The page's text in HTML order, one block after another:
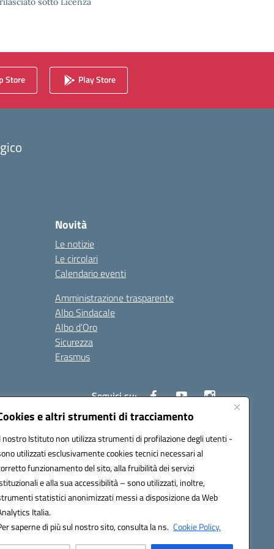
e altri strumenti di tracciamento
nostro Istituto non utilizza strumenti di profilazione degli utenti -
utilizzati esclusivamente cookies tecnici necessari al
funzionamento del sito, alla fruibilità dei servizi
e alla sua accessibilità – sono utilizzati, inoltre,
statistici anonimizzati messi a disposizione da Web
Italia.
saperne di più sul nostro sito, consulta la ns. Cookie Policy.
Store Play Store
Novità
Le notizie
Le circolari
Calendario eventi
Amministrazione trasparente
Albo Sindacale
Albo d’Oro
Sicurezza
Erasmus
Seguici su: